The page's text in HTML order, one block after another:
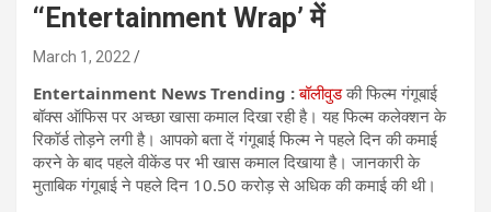
‘‘Entertainment Wrap’ में
March 1, 2022
Entertainment News Trending :बॉलीवुडकी फिल्म गंगूबाई
बॉक्स ऑफिस पर अच्छा खासा कमाल दिखा रही है। यह फिल्म कलेक्शन के
रिकॉर्ड तोड़ने लगी है। आपको बता दें गंगूबाई फिल्म ने पहले दिन की कमाई
करने के बाद पहले वीकेंड पर भी खास कमाल दिखाया है। जानकारी के
मुताबिक गंगूबाई ने पहले दिन 10.50 करोड़ से अधिक की कमाई की थी।